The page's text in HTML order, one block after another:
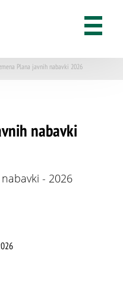
Plana javnih nabavki 2026
nabavki
- 2026
VIDETI FEATURED
pećina